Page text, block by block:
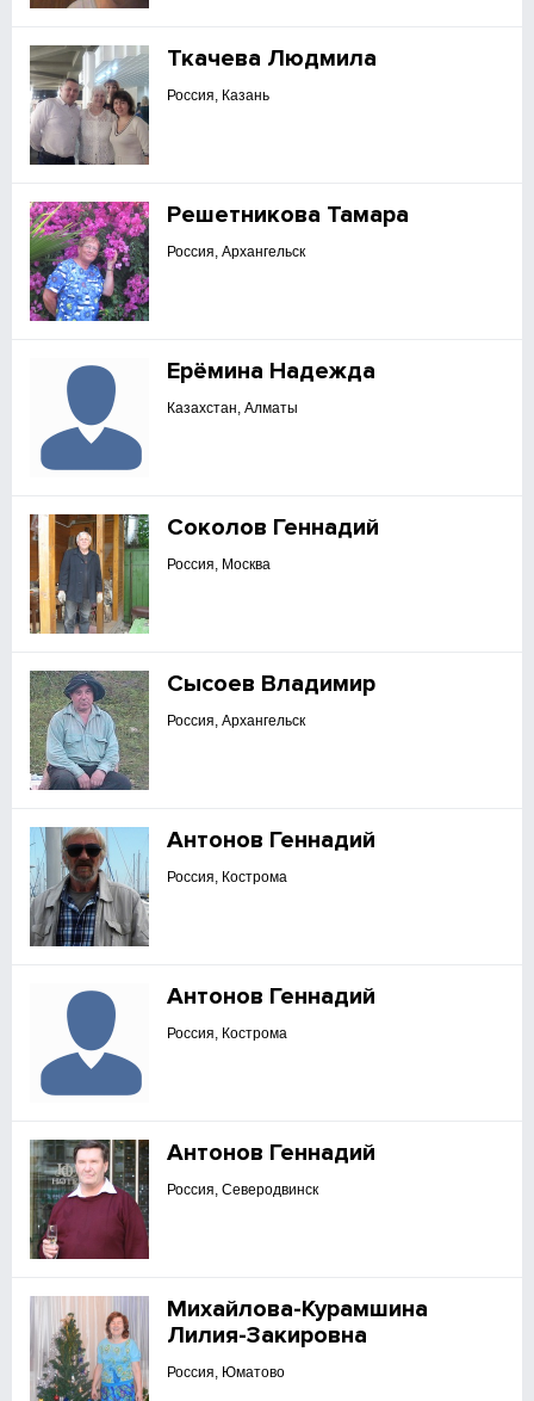
Ткачева Людмила
Россия, Казань
Решетникова Тамара
Россия, Архангельск
Ерёмина Надежда
Казахстан, Алматы
Соколов Геннадий
Россия, Москва
Сысоев Владимир
Россия, Архангельск
Антонов Геннадий
Россия, Кострома
Антонов Геннадий
Россия, Кострома
Антонов Геннадий
Россия, Северодвинск
Михайлова-Курамшина
Лилия-Закировна
Россия, Юматово